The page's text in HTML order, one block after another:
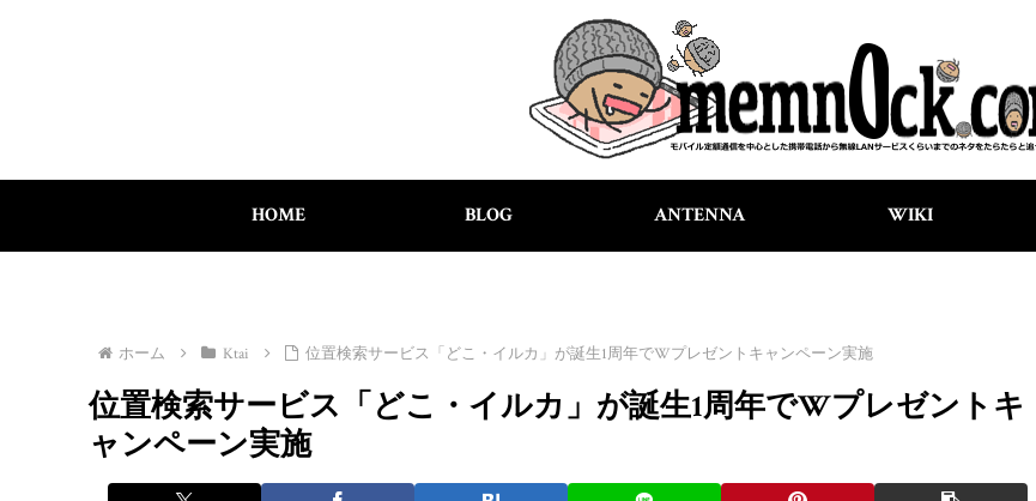
HOME BLOG ANTENNA WIKI
ホーム Ktai 位置検索サービス「どこ・イルカ」が誕生1周年でWプレゼントキャンペーン実施
位置検索サービス「どこ・イルカ」が誕生1周年でWプレゼントキ
ャンペーン実施